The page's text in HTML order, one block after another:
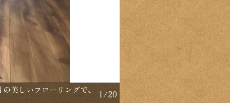
美しいフローリングで、 1/20
【間取り：3LDK】専有
帖・約4.8帖の洋室があり